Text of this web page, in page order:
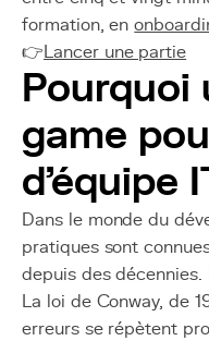
formation, en
👉Lancer une partie
Pourquoi
game
d'équipe
Dans le monde du
pratiques sont
depuis des
La loi de Conway, de
erreurs se répètent